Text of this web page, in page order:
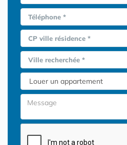
Téléphone *
CP ville résidence *
Ville recherchée *